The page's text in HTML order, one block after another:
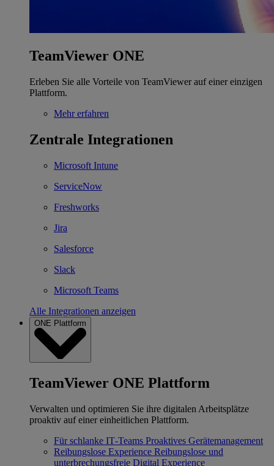
TeamViewer ONE
Erleben Sie alle Vorteile von TeamViewer auf einer einzigen
Plattform.
Mehr erfahren
Zentrale Integrationen
Microsoft Intune
ServiceNow
Freshworks
Jira
Salesforce
Slack
Microsoft Teams
Alle Integrationen anzeigen
ONE Plattform
TeamViewer ONE Plattform
Verwalten und optimieren Sie ihre digitalen Arbeitsplätze
proaktiv auf einer einheitlichen Plattform.
Für schlanke IT‐Teams Proaktives Gerätemanagement
Reibungslose Experience Reibungslose und
unterbrechungsfreie Digital Experience